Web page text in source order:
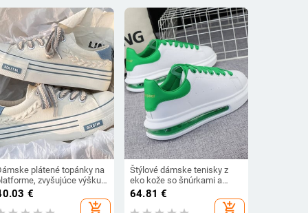
plátené topánky na
zvyšujúce výšku,
tenisky pre mládež,
outdoorové
€
add_shopping_cart
Štýlové dámske tenisky z
eko kože so šnúrkami a
nápisom
64.81 €
add_shopping_cart